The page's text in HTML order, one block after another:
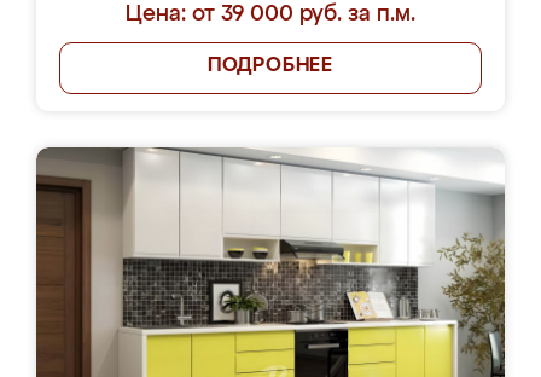
Цена: от 39 000 руб. за п.м.
ПОДРОБНЕЕ